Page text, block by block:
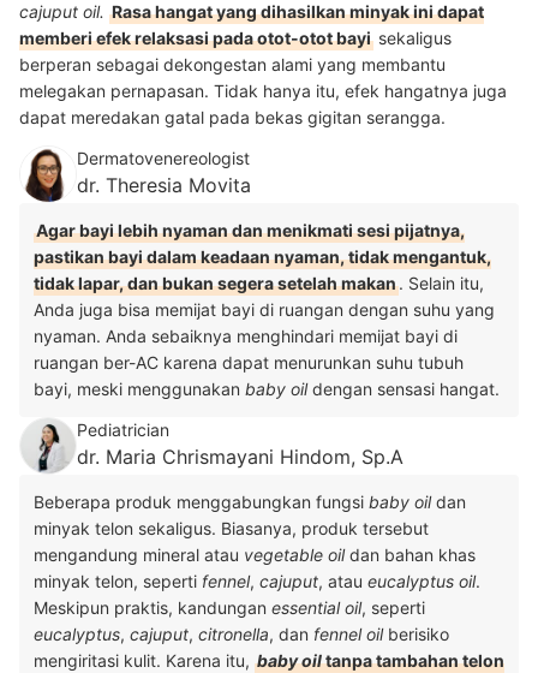
cajuput oil. Rasa hangat yang dihasilkan minyak ini dapat
memberi efek relaksasi pada otot-otot bayi sekaligus
berperan sebagai dekongestan alami yang membantu
melegakan pernapasan. Tidak hanya itu, efek hangatnya juga
dapat meredakan gatal pada bekas gigitan serangga.
Dermatovenereologist
dr. Theresia Movita
Agar bayi lebih nyaman dan menikmati sesi pijatnya,
pastikan bayi dalam keadaan nyaman, tidak mengantuk,
tidak lapar, dan bukan segera setelah makan. Selain itu,
Anda juga bisa memijat bayi di ruangan dengan suhu yang
nyaman. Anda sebaiknya menghindari memijat bayi di
ruangan ber-AC karena dapat menurunkan suhu tubuh
bayi, meski menggunakan baby oildengan sensasi hangat.
Pediatrician
dr. Maria Chrismayani Hindom, Sp.A
Beberapa produk menggabungkan fungsi baby oildan
minyak telon sekaligus. Biasanya, produk tersebut
mengandung mineral atau vegetable oildan bahan khas
minyak telon, seperti fennel, cajuput, atau eucalyptus oil.
Meskipun praktis, kandungan essential oil, seperti
eucalyptus, cajuput, citronella, dan fennel oil berisiko
mengiritasi kulit. Karena itu, baby oiltanpa tambahan telon